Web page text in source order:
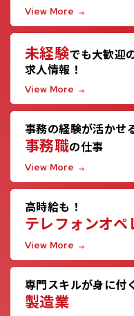
View More
未経験でも大歓迎
求人情報！
View More
事務の経験が活かせ
事務職の仕事
View More
高時給も！
テレフォンオペ
View More
専門スキルが身に付
製造業